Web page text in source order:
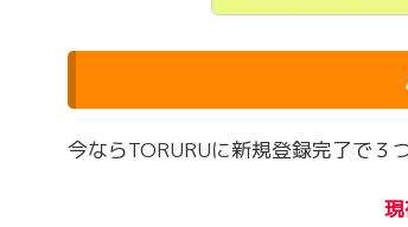
今ならTORURUに新規登録完了で３